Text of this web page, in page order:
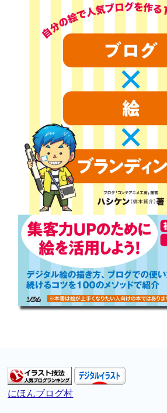
にほんブログ村